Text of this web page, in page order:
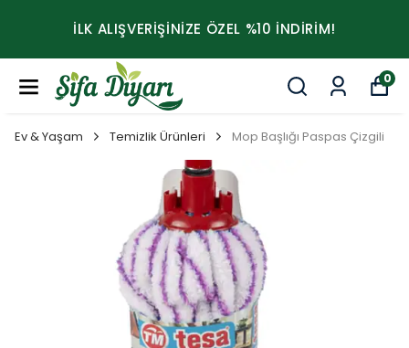
İLK ALIŞVERİŞİNİZE ÖZEL %10 İNDİRİM!
0
Ev & Yaşam Temizlik Ürünleri Mop Başlığı Paspas Çizgili